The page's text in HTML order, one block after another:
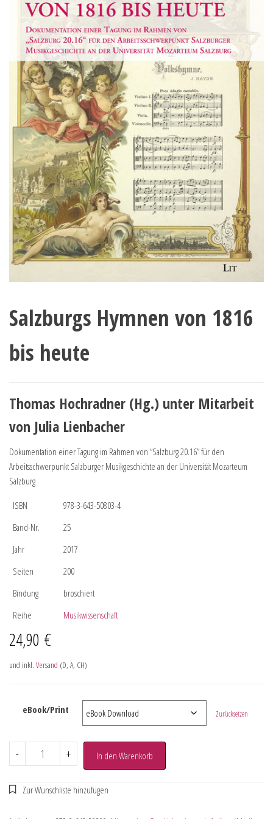
Salzburgs Hymnen von 1816
bis heute
Thomas Hochradner (Hg.) unter Mitarbeit
von Julia Lienbacher
Dokumentation einer Tagung im Rahmen von “Salzburg 20.16” für den
Arbeitsschwerpunkt Salzburger Musikgeschichte an der Universität Mozarteum
Salzburg
ISBN
978-3-643-50803-4
Band-Nr.
25
Jahr
2017
Seiten
200
Bindung
broschiert
Reihe
Musikwissenschaft
24,90 €
und inkl. Versand (D, A, CH)
eBook/Print Zurücksetzen
- + In den Warenkorb